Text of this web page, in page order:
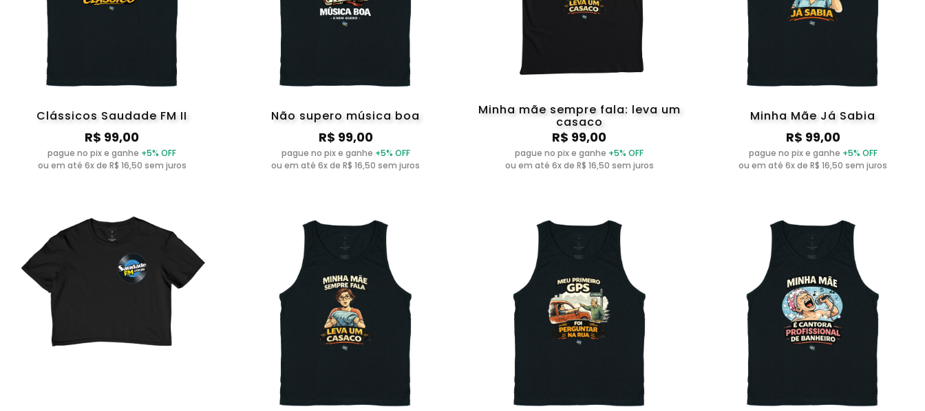
Clássicos Saudade FM II
R$ 99,00
pague no pix e ganhe +5% OFF
ou em até 6x de R$ 16,50 sem juros
Não supero música boa
R$ 99,00
pague no pix e ganhe +5% OFF
ou em até 6x de R$ 16,50 sem juros
Minha mãe sempre fala: leva um
casaco
R$ 99,00
pague no pix e ganhe +5% OFF
ou em até 6x de R$ 16,50 sem juros
Minha Mãe Já Sabia
R$ 99,00
pague no pix e ganhe +5% OFF
ou em até 6x de R$ 16,50 sem juros